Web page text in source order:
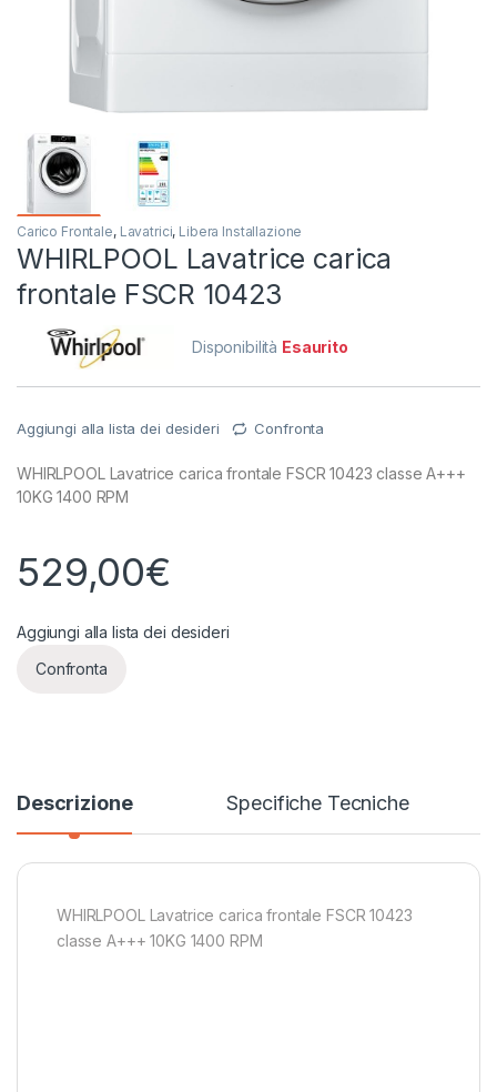
Carico Frontale, Lavatrici, Libera Installazione
WHIRLPOOL Lavatrice carica
frontale FSCR 10423
Disponibilità Esaurito
Aggiungi alla lista dei desideri Confronta
WHIRLPOOL Lavatrice carica frontale FSCR 10423 classe A+++
10KG 1400 RPM
529,00€
Aggiungi alla lista dei desideri
Confronta
Descrizione Specifiche Tecniche
WHIRLPOOL Lavatrice carica frontale FSCR 10423
classe A+++ 10KG 1400 RPM